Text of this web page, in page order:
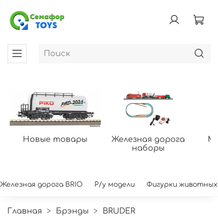
Новые товары
Железная дорога
наборы
Железная дорога BRIO Р/у модели Фигурки животных
Главная Брэнды BRUDER